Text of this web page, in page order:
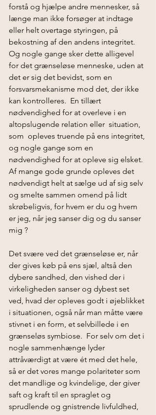
forstå og hjælpe andre mennesker, så
længe man ikke forsøger at indtage
eller helt overtage styringen, på
bekostning af den andens integritet.
Og nogle gange sker dette alligevel
for det grænseløse menneske, uden at
det er sig det bevidst, som en
forsvarsmekanisme mod det, der ikke
kan kontrolleres.  En tillært
nødvendighed for at overleve i en
altopslugende relation eller  situation,
som  opleves truende på ens integritet,
og nogle gange som en
nødvendighed for at opleve sig elsket.
Af mange gode grunde opleves det
nødvendigt helt at sælge ud af sig selv
og smelte sammen omend på lidt
skrøbeligvis, for hvem er du og hvem
er jeg, når jeg sanser dig og du sanser
mig ?
Det svære ved det grænseløse er, når
der gives køb på ens sjæl, altså den
dybere sandhed, den vished der i
virkeligheden sanser og dybest set
ved, hvad der opleves godt i øjeblikket
i situationen, også når man måtte være
stivnet i en form, et selvbillede i en
grænseløs symbiose.  For selv om det i
nogle sammenhænge lyder
attråværdigt at være ét med det hele,
så er det vores mange polariteter som
det mandlige og kvindelige, der giver
saft og kraft til en spraglet og
sprudlende og gnistrende livfuldhed,